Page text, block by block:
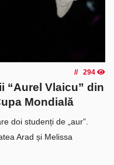
294
“Aurel Vlaicu” din
Mondială
doi studenți de „aur”.
Arad și Melissa